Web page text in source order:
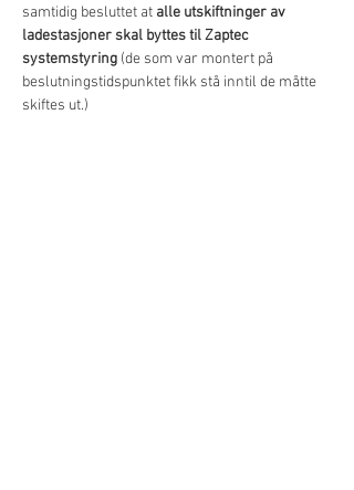
samtidig besluttet at alle utskiftninger av
ladestasjoner skal byttes til Zaptec
systemstyring (de som var montert på
beslutningstidspunktet fikk stå inntil de måtte
skiftes ut.)